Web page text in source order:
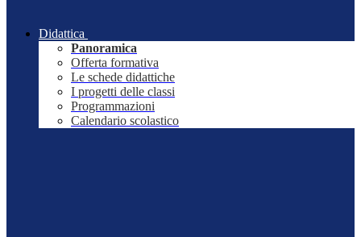
Didattica
Panoramica
Offerta formativa
Le schede didattiche
I progetti delle classi
Programmazioni
Calendario scolastico